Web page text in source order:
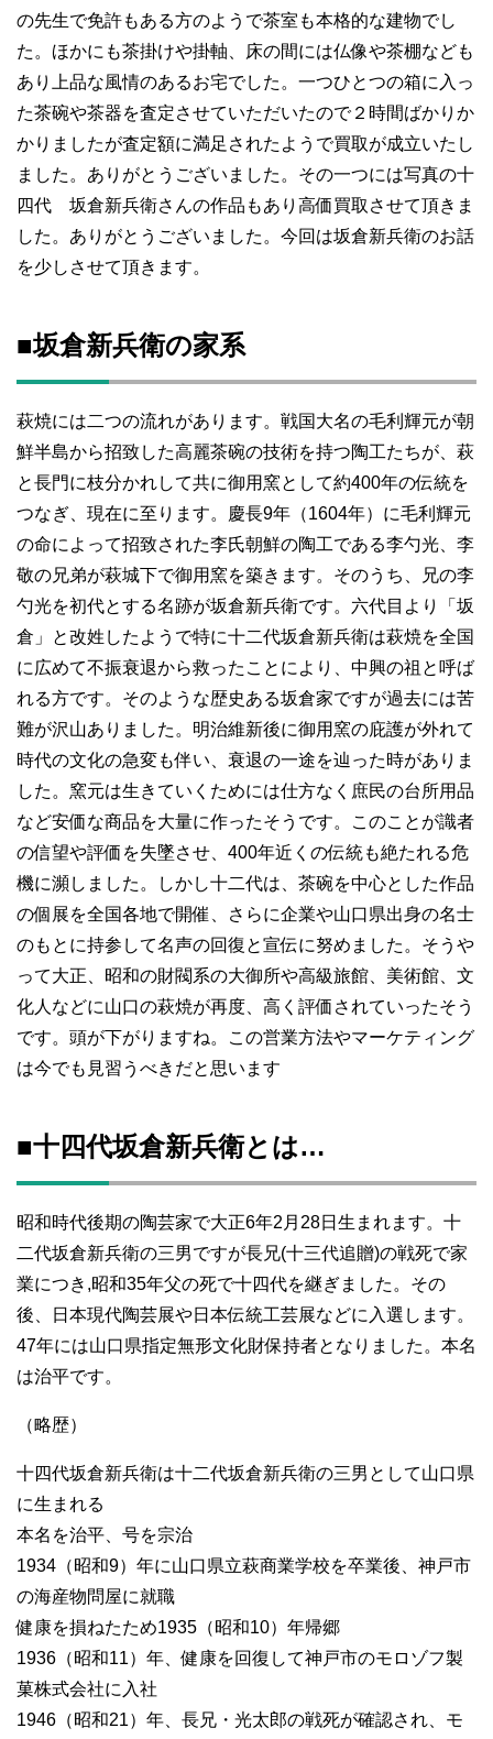
の先生で免許もある方のようで茶室も本格的な建物でし
た。ほかにも茶掛けや掛軸、床の間には仏像や茶棚なども
あり上品な風情のあるお宅でした。一つひとつの箱に入っ
た茶碗や茶器を査定させていただいたので２時間ばかりか
かりましたが査定額に満足されたようで買取が成立いたし
ました。ありがとうございました。その一つには写真の十
四代 坂倉新兵衛さんの作品もあり高価買取させて頂きま
した。ありがとうございました。今回は坂倉新兵衛のお話
を少しさせて頂きます。
■坂倉新兵衛の家系
萩焼には二つの流れがあります。戦国大名の毛利輝元が朝
鮮半島から招致した高麗茶碗の技術を持つ陶工たちが、萩
と長門に枝分かれして共に御用窯として約400年の伝統を
つなぎ、現在に至ります。慶長9年（1604年）に毛利輝元
の命によって招致された李氏朝鮮の陶工である李勺光、李
敬の兄弟が萩城下で御用窯を築きます。そのうち、兄の李
勺光を初代とする名跡が坂倉新兵衛です。六代目より「坂
倉」と改姓したようで特に十二代坂倉新兵衛は萩焼を全国
に広めて不振衰退から救ったことにより、中興の祖と呼ば
れる方です。そのような歴史ある坂倉家ですが過去には苦
難が沢山ありました。明治維新後に御用窯の庇護が外れて
時代の文化の急変も伴い、衰退の一途を辿った時がありま
した。窯元は生きていくためには仕方なく庶民の台所用品
など安価な商品を大量に作ったそうです。このことが識者
の信望や評価を失墜させ、400年近くの伝統も絶たれる危
機に瀕しました。しかし十二代は、茶碗を中心とした作品
の個展を全国各地で開催、さらに企業や山口県出身の名士
のもとに持参して名声の回復と宣伝に努めました。そうや
って大正、昭和の財閥系の大御所や高級旅館、美術館、文
化人などに山口の萩焼が再度、高く評価されていったそう
です。頭が下がりますね。この営業方法やマーケティング
は今でも見習うべきだと思います
■十四代坂倉新兵衛とは…
昭和時代後期の陶芸家で大正6年2月28日生まれます。十
二代坂倉新兵衛の三男ですが長兄(十三代追贈)の戦死で家
業につき,昭和35年父の死で十四代を継ぎました。その
後、日本現代陶芸展や日本伝統工芸展などに入選します。
47年には山口県指定無形文化財保持者となりました。本名
は治平です。
（略歴）
十四代坂倉新兵衛は十二代坂倉新兵衛の三男として山口県
に生まれる
本名を治平、号を宗治
1934（昭和9）年に山口県立萩商業学校を卒業後、神戸市
の海産物問屋に就職
健康を損ねたため1935（昭和10）年帰郷
1936（昭和11）年、健康を回復して神戸市のモロゾフ製
菓株式会社に入社
1946（昭和21）年、長兄・光太郎の戦死が確認され、モ